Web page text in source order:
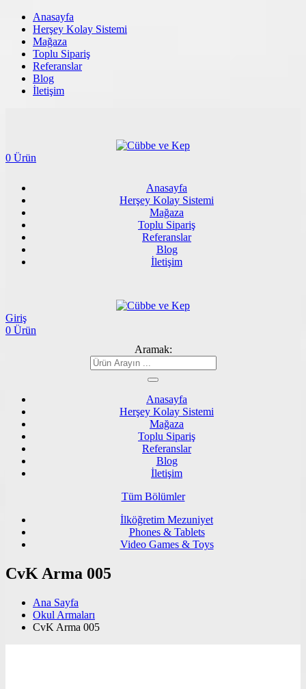
Anasayfa
Herşey Kolay Sistemi
Mağaza
Toplu Sipariş
Referanslar
Blog
İletişim
0 Ürün
Anasayfa
Herşey Kolay Sistemi
Mağaza
Toplu Sipariş
Referanslar
Blog
İletişim
Giriş
0 Ürün
Aramak:
Anasayfa
Herşey Kolay Sistemi
Mağaza
Toplu Sipariş
Referanslar
Blog
İletişim
Tüm Bölümler
İlköğretim Mezuniyet
Phones & Tablets
Video Games & Toys
CvK Arma 005
Ana Sayfa
Okul Armaları
CvK Arma 005